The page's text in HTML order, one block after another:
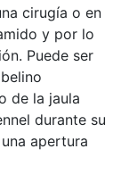
cirugía o en
y por lo
Puede ser
de la jaula
durante su
apertura